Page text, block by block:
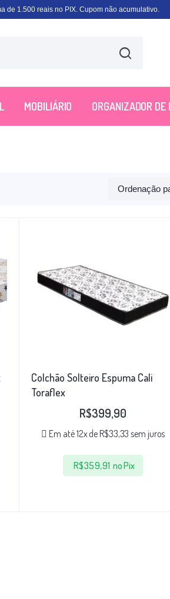
de 1.500 reais no PIX. Cupom não acumulativo.
MOBILIÁRIO ORGANIZADOR DE
Colchão Solteiro Espuma Cali
Toraflex
R$399,90
Em até 12x de R$33,33 sem juros
R$359,91 no Pix